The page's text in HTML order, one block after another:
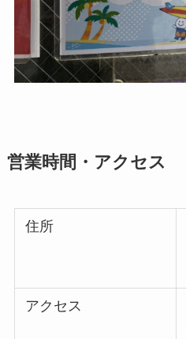
営業時間・アクセス
住所
アクセス